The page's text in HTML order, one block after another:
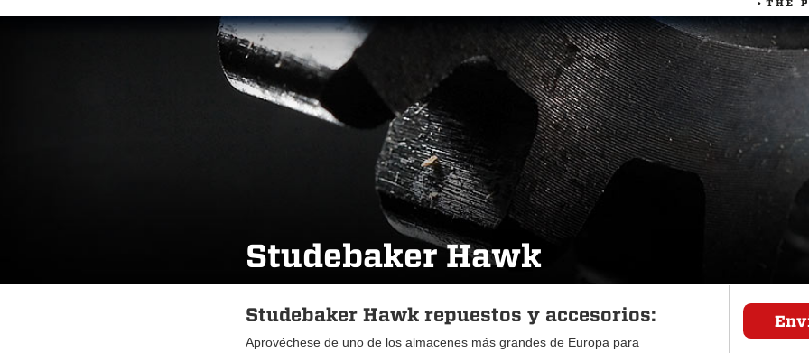
Studebaker Hawk
Studebaker Hawk repuestos y accesorios:
Aprovéchese de uno de los almacenes más grandes de Europa para